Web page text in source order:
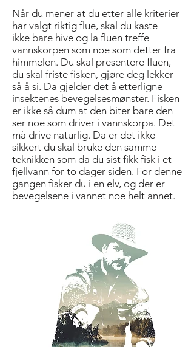
Når du mener at du etter alle kriterier
har valgt riktig flue, skal du kaste –
ikke bare hive og la fluen treffe
vannskorpen som noe som detter fra
himmelen. Du skal presentere fluen,
du skal friste fisken, gjøre deg lekker
så å si. Da gjelder det å etterligne
insektenes bevegelsesmønster. Fisken
er ikke så dum at den biter bare den
ser noe som driver i vannskorpa. Det
må drive naturlig. Da er det ikke
sikkert du skal bruke den samme
teknikken som da du sist fikk fisk i et
fjellvann for to dager siden. For denne
gangen fisker du i en elv, og der er
bevegelsene i vannet noe helt annet.